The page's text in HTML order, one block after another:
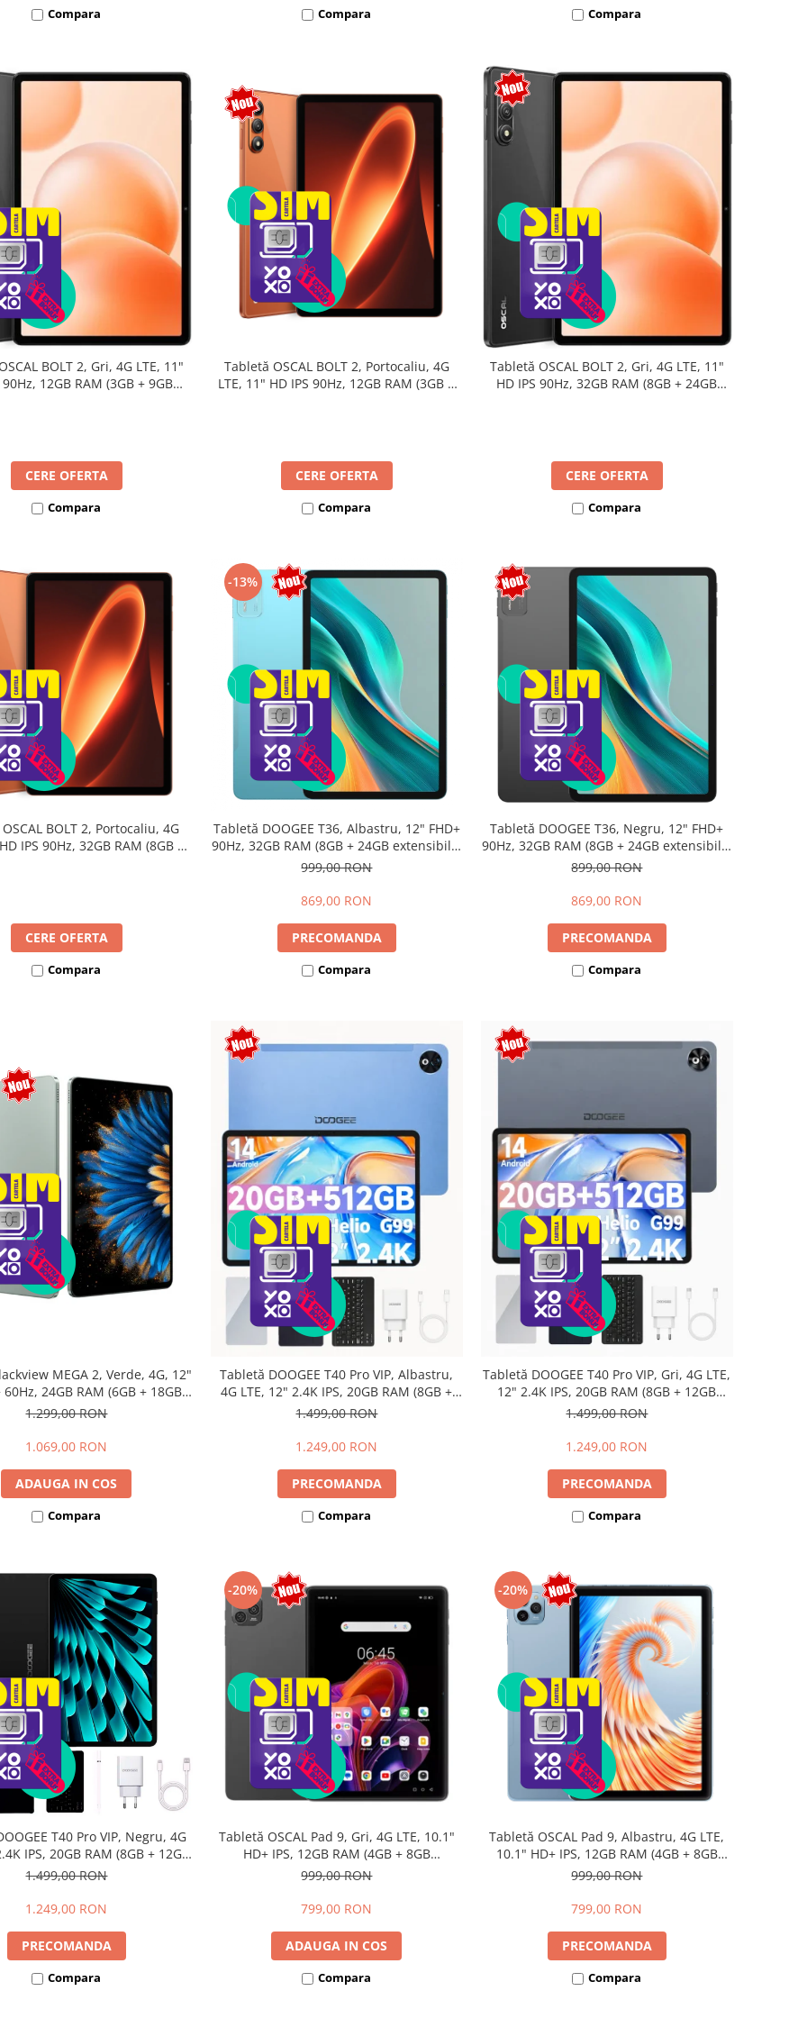
Compara Compara Compara
BOLT 2, Gri, 4G LTE, 11"
90Hz, 12GB RAM (3GB + 9GB
CERE OFERTA
Compara
Tabletă OSCAL BOLT 2, Portocaliu, 4G
LTE, 11" HD IPS 90Hz, 12GB RAM (3GB +
CERE OFERTA
Compara
Tabletă OSCAL BOLT 2, Gri, 4G LTE, 11"
HD IPS 90Hz, 32GB RAM (8GB + 24GB
CERE OFERTA
Compara
BOLT 2, Portocaliu, 4G
IPS 90Hz, 32GB RAM (8GB +
CERE OFERTA
Compara
-13%
Tabletă DOOGEE T36, Albastru, 12" FHD+
90Hz, 32GB RAM (8GB + 24GB extensibili),
256GB, Android 15, 8800mAh, Dual SIM
999,00 RON
869,00 RON
PRECOMANDA
Compara
Tabletă DOOGEE T36, Negru, 12" FHD+
90Hz, 32GB RAM (8GB + 24GB extensibili),
256GB, Android 15, 8800mAh, Dual SIM
899,00 RON
869,00 RON
PRECOMANDA
Compara
MEGA 2, Verde, 4G, 12"
60Hz, 24GB RAM (6GB + 18GB
256GB ROM, Android 15,
Face Unlock, Dual SIM
1.299,00 RON
1.069,00 RON
ADAUGA IN COS
Compara
Tabletă DOOGEE T40 Pro VIP, Albastru,
4G LTE, 12" 2.4K IPS, 20GB RAM (8GB +
12GB extensibili), 512GB, Helio G99,
1.499,00 RON
1.249,00 RON
PRECOMANDA
Compara
Tabletă DOOGEE T40 Pro VIP, Gri, 4G LTE,
12" 2.4K IPS, 20GB RAM (8GB + 12GB
extensibili), 512GB, Helio G99, 10800mAh,
1.499,00 RON
1.249,00 RON
PRECOMANDA
Compara
T40 Pro VIP, Negru, 4G
IPS, 20GB RAM (8GB + 12GB
512GB, Helio G99, 10800mAh,
1.499,00 RON
1.249,00 RON
PRECOMANDA
Compara
-20%
Tabletă OSCAL Pad 9, Gri, 4G LTE, 10.1"
HD+ IPS, 12GB RAM (4GB + 8GB
extensibili), 128GB, Android 15,
999,00 RON
799,00 RON
ADAUGA IN COS
Compara
-20%
Tabletă OSCAL Pad 9, Albastru, 4G LTE,
10.1" HD+ IPS, 12GB RAM (4GB + 8GB
extensibili), 128GB, Android 15,
999,00 RON
799,00 RON
PRECOMANDA
Compara